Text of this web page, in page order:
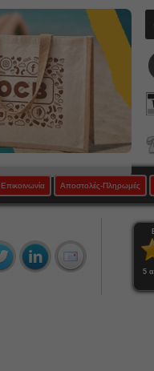
Επικοινωνία Αποστολές-Πληρωμές
5